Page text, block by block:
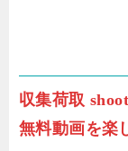
収集荷取
無料動画を楽